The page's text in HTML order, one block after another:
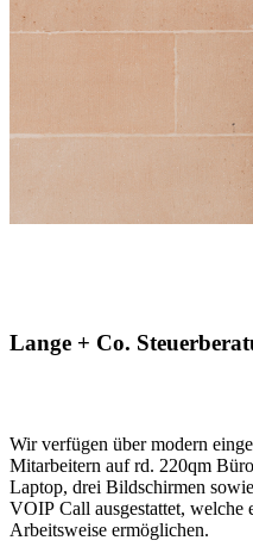
Lange + Co.
Wir verfügen über modern
Mitarbeitern auf rd. 220qm
Laptop, drei Bildschirmen
VOIP Call ausgestattet, welche
Arbeitsweise ermöglichen.